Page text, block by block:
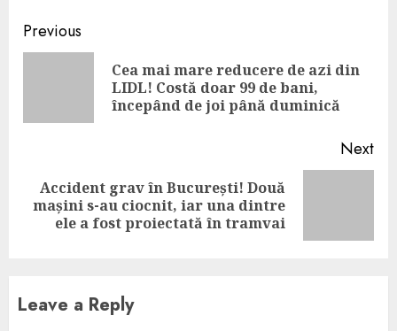
Continue
Reading
Previous
Cea mai mare reducere de azi din
LIDL! Costă doar 99 de bani,
începând de joi până duminică
Next
Next
post:
Accident grav în București! Două
mașini s-au ciocnit, iar una dintre
ele a fost proiectată în tramvai
Leave a Reply